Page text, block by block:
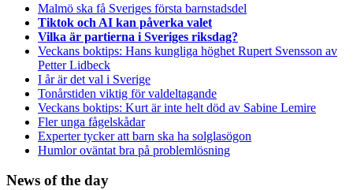
Malmö ska få Sveriges första barnstadsdel
Tiktok och AI kan påverka valet
Vilka är partierna i Sveriges riksdag?
Veckans boktips: Hans kungliga höghet Rupert Svensson av
Petter Lidbeck
I år är det val i Sverige
Tonårstiden viktig för valdeltagande
Veckans boktips: Kurt är inte helt död av Sabine Lemire
Fler unga fågelskådar
Experter tycker att barn ska ha solglasögon
Humlor oväntat bra på problemlösning
News of the day